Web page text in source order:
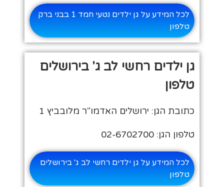
לכל המידע על גן ילדים נטעי חמד 1 בבני ברק
טלפון
גן ילדים רחשי לב ג' בירושלים
טלפון
כתובת הגן: ירושלים האדמו"ר מלובביץ 1
טלפון הגן: 02-6702700
לכל המידע על גן ילדים רחשי לב ג' בירושלים
טלפון